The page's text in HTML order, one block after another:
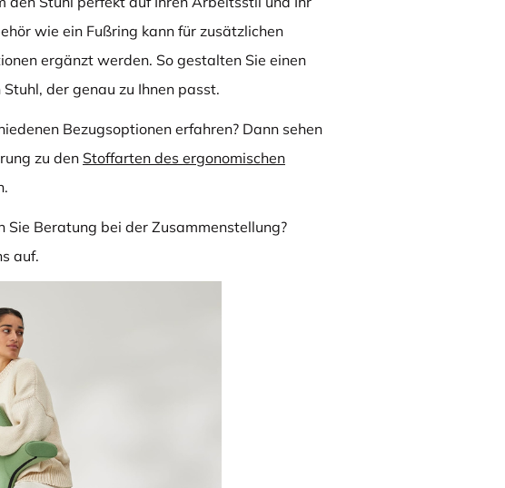
wie ein Fußring kann für zusätzlichen
ergänzt werden. So gestalten Sie einen
der genau zu Ihnen passt.
Bezugsoptionen erfahren? Dann sehen
zu den Stoffarten des ergonomischen
Sie Beratung bei der Zusammenstellung?
auf.